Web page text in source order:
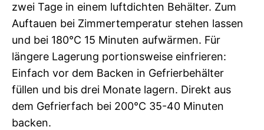
zwei Tage in einem luftdichten Behälter. Zum
Auftauen bei Zimmertemperatur stehen lassen
und bei 180°C 15 Minuten aufwärmen. Für
längere Lagerung portionsweise einfrieren:
Einfach vor dem Backen in Gefrierbehälter
füllen und bis drei Monate lagern. Direkt aus
dem Gefrierfach bei 200°C 35-40 Minuten
backen.